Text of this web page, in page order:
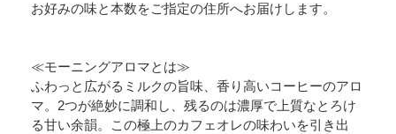
お好みの味と本数をご指定の住所へお届けします。
≪モーニングアロマとは≫
ふわっと広がるミルクの旨味、香り高いコーヒーのアロ
マ。2つが絶妙に調和し、残るのは濃厚で上質なとろけ
る甘い余韻。この極上のカフェオレの味わいを引き出